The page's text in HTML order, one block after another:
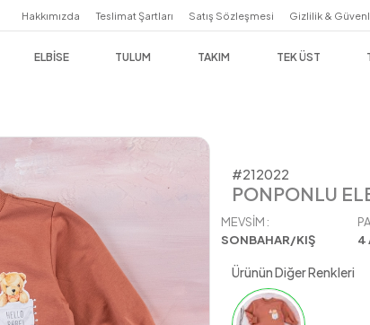
Hakkımızda Teslimat Şartları Satış
ELBİSE TULUM TAKIM
#212022
PONPONLU
MEVSIM :
SONBAHAR/KIŞ
4
Ürünün Diğer Renkleri